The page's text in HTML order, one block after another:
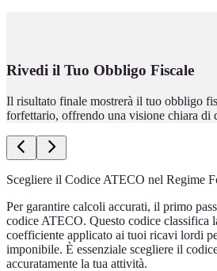
Rivedi il Tuo Obbligo Fiscale
Il risultato finale mostrerà il tuo obbligo
forfettario, offrendo una visione chiara di
Scegliere il Codice ATECO nel Regime
Per garantire calcoli accurati, il primo
codice ATECO. Questo codice classifica
coefficiente applicato ai tuoi ricavi lordi
imponibile. È essenziale scegliere il
accuratamente la tua attività.